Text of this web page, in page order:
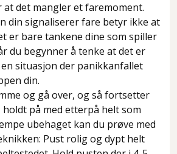
at det mangler et faremoment.
din signaliserer fare betyr ikke at
er bare tankene dine som spiller
du begynner å tenke at det er
situasjon der panikkanfallet
din.
og gå over, og så fortsetter
holdt på med etterpå helt som
ubehaget kan du prøve med
Pust rolig og dypt helt